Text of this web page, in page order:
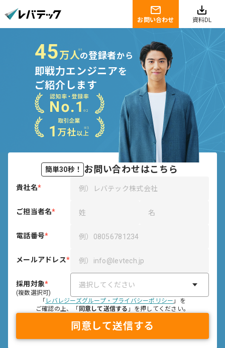
お問い合わせ 資料DL
45万人※1
の登録者から
即戦力エンジニアを
ご紹介します
簡単30秒！ お問い合わせはこちら
貴社名*
ご担当者名*
電話番号*
メールアドレス*
採用対象*
(複数選択可)
選択してください
「 レバレジーズグループ・プライバシーポリシー 」を
ご確認の上、「 同意して送信する 」を押してください。
同意して送信する